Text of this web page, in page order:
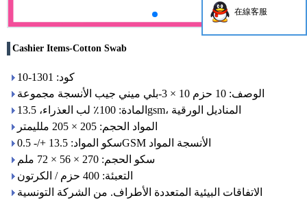
Cashier Items-Cotton Swab
كود: 1301-10
الوصف: 10 حزم 10 × 3-بلي ميني جيب الأنسجة مجموعة
المادة: 100٪ لب العذراء، 13.5gsm، المناديل الورقية
المواد الحجم: 205 × 205 ملليمتر
سكو المواد: 13.5 +/- 0.5GSM الأنسجة المواد
سكو الحجم: 270 × 56 × 72 ملم
التعبئة: 400 حزم / الكرتون
الاتفاقات البيئية المتعددة الأطراف. من الشركة التونسية
在線客服